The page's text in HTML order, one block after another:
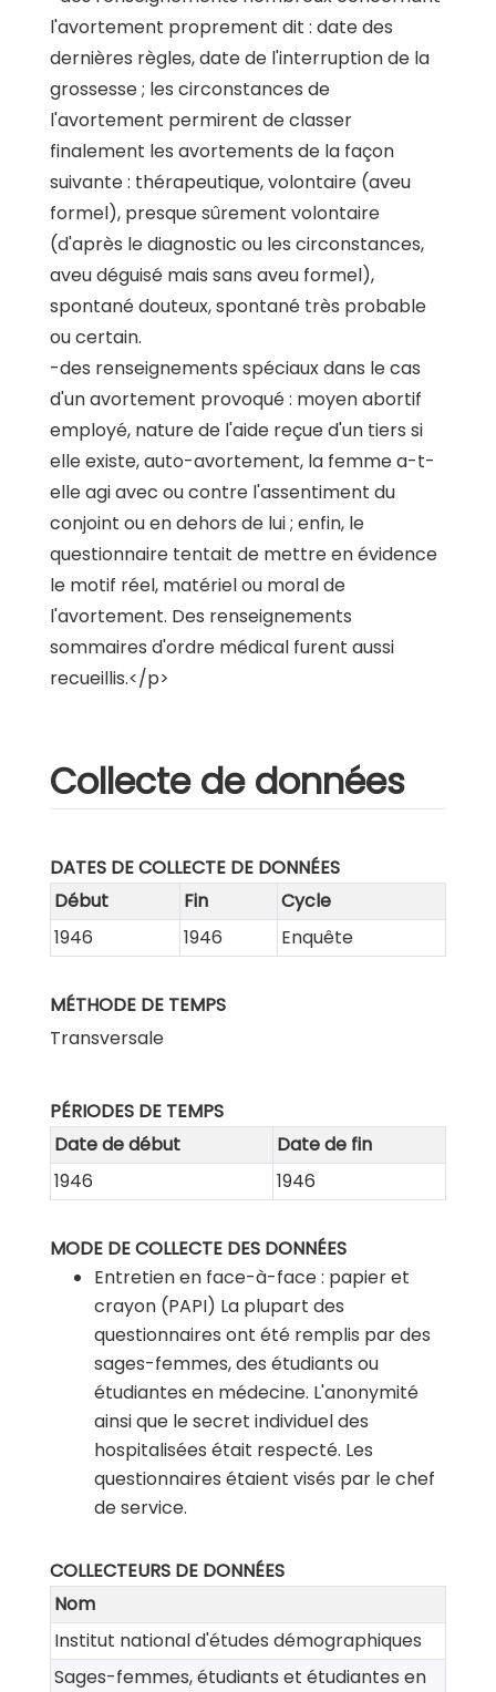
l'avortement proprement dit : date des
dernières règles, date de l'interruption de la
grossesse ; les circonstances de
l'avortement permirent de classer
finalement les avortements de la façon
suivante : thérapeutique, volontaire (aveu
formel), presque sûrement volontaire
(d'après le diagnostic ou les circonstances,
aveu déguisé mais sans aveu formel),
spontané douteux, spontané très probable
ou certain.
-des renseignements spéciaux dans le cas
d'un avortement provoqué : moyen abortif
employé, nature de l'aide reçue d'un tiers si
elle existe, auto-avortement, la femme a-t-
elle agi avec ou contre l'assentiment du
conjoint ou en dehors de lui ; enfin, le
questionnaire tentait de mettre en évidence
le motif réel, matériel ou moral de
l'avortement. Des renseignements
sommaires d'ordre médical furent aussi
recueillis.</p>
Collecte de données
DATES DE COLLECTE DE DONNÉES
Début
Fin
Cycle
1946
1946 Enquête
MÉTHODE DE TEMPS
Transversale
PÉRIODES DE TEMPS
Date de début
Date de fin
1946
1946
MODE DE COLLECTE DES DONNÉES
Entretien en face-à-face : papier et
crayon (PAPI) La plupart des
questionnaires ont été remplis par des
sages-femmes, des étudiants ou
étudiantes en médecine. L'anonymité
ainsi que le secret individuel des
hospitalisées était respecté. Les
questionnaires étaient visés par le chef
de service.
COLLECTEURS DE DONNÉES
Nom
Institut national d'études démographiques
Sages-femmes, étudiants et étudiantes en